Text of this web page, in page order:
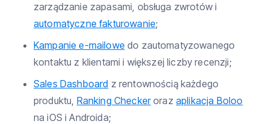
zarządzanie zapasami, obsługa zwrotów i
automatyczne fakturowanie;
Kampanie e-mailowe do zautomatyzowanego
kontaktu z klientami i większej liczby recenzji;
Sales Dashboard z rentownością każdego
produktu, Ranking Checkeroraz aplikacja Boloo
na iOS i Androida;